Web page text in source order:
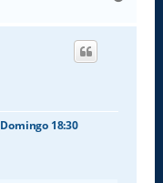
r
Domingo 18:30